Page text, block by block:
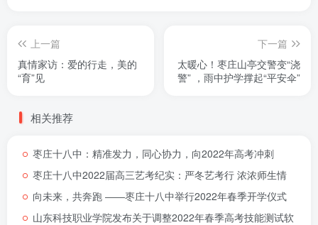
上一篇
真情家访：爱的行走，美的
“育”见
下一篇
太暖心！枣庄山亭交警变“浇
警” ，雨中护学撑起“平安伞”
相关推荐
枣庄十八中：精准发力，同心协力，向2022年高考冲刺
枣庄十八中2022届高三艺考纪实：严冬艺考行 浓浓师生情
向未来，共奔跑 ――枣庄十八中举行2022年春季开学仪式
山东科技职业学院发布关于调整2022年春季高考技能测试软